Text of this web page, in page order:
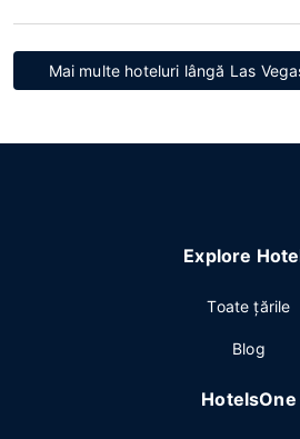
Mai multe hoteluri lângă Las
Explore
Toate ţările
Blog
HotelsOne